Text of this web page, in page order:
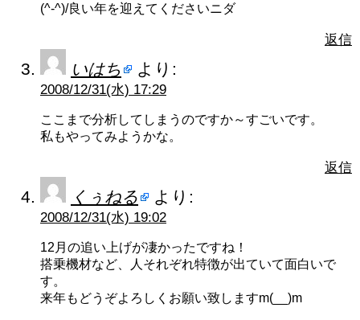
(^-^)/良い年を迎えてくださいニダ
返信
いはち より:
2008/12/31(水) 17:29
ここまで分析してしまうのですか～すごいです。
私もやってみようかな。
返信
くぅねる より:
2008/12/31(水) 19:02
12月の追い上げが凄かったですね！
搭乗機材など、人それぞれ特徴が出ていて面白いで
す。
来年もどうぞよろしくお願い致しますm(__)m